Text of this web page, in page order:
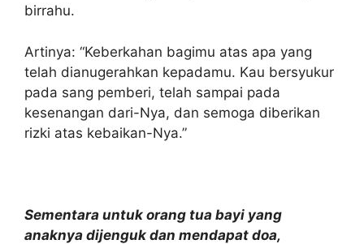
birrahu.
Artinya: “Keberkahan bagimu atas apa yang
telah dianugerahkan kepadamu. Kau bersyukur
pada sang pemberi, telah sampai pada
kesenangan dari-Nya, dan semoga diberikan
rizki atas kebaikan-Nya.”
Sementara untuk orang tua bayi yang
anaknya dijenguk dan mendapat doa,